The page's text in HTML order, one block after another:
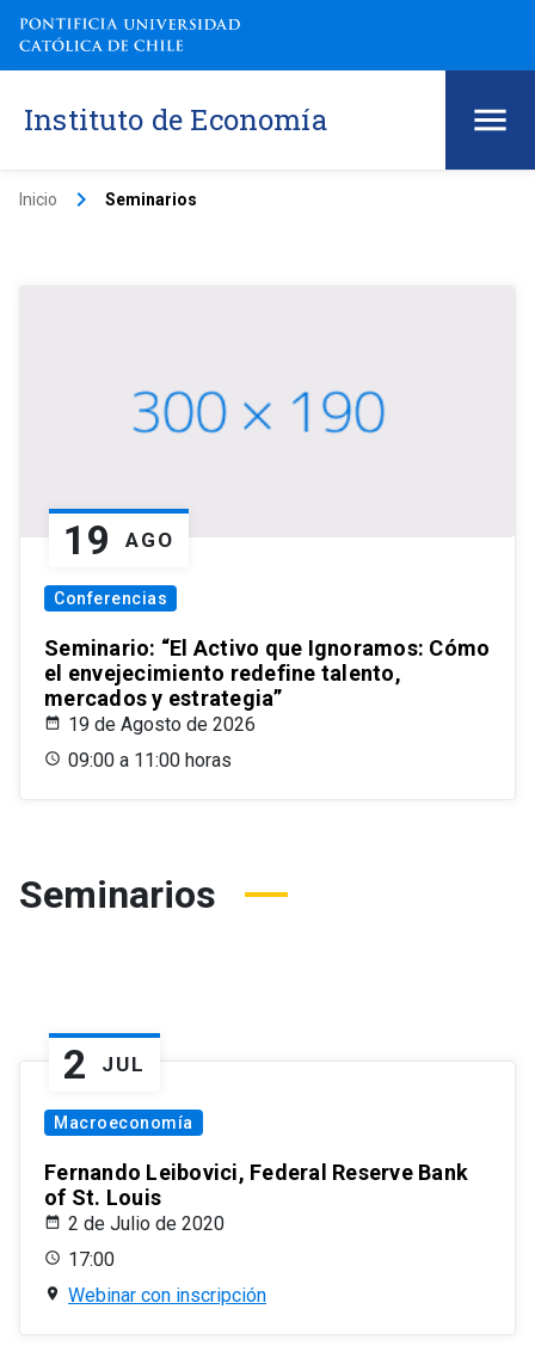
Instituto de Economía
Inicio keyboard_arrow_right Seminarios
19 AGO
Conferencias
Seminario: “El Activo que Ignoramos: Cómo
el envejecimiento redefine talento,
mercados y estrategia”
19 de Agosto de 2026
09:00 a 11:00 horas
Seminarios
2 JUL
Macroeconomía
Fernando Leibovici, Federal Reserve Bank
of St. Louis
2 de Julio de 2020
17:00
Webinar con inscripción